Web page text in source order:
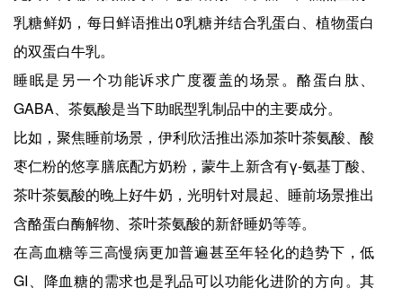
乳糖鲜奶，每日鲜语推出0乳糖并结合乳蛋白、植物蛋白
的双蛋白牛乳。
睡眠是另一个功能诉求广度覆盖的场景。酪蛋白肽、
GABA、茶氨酸是当下助眠型乳制品中的主要成分。
比如，聚焦睡前场景，伊利欣活推出添加茶叶茶氨酸、酸
枣仁粉的悠享膳底配方奶粉，蒙牛上新含有γ-氨基丁酸、
茶叶茶氨酸的晚上好牛奶，光明针对晨起、睡前场景推出
含酪蛋白酶解物、茶叶茶氨酸的新舒睡奶等等。
在高血糖等三高慢病更加普遍甚至年轻化的趋势下，低
GI、降血糖的需求也是乳品可以功能化进阶的方向。其